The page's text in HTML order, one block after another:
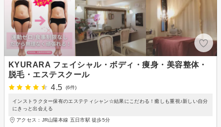
KYURARA フェイシャル・ボディ・痩身・美容整体・
脱毛・エステスクール
4.5
(6件)
インストラクター保有のエステティシャン☆結果にこだわる！癒しも重視♪新しい自分
にきっと出会える
アクセス：JR山陽本線 五日市駅 徒歩5分